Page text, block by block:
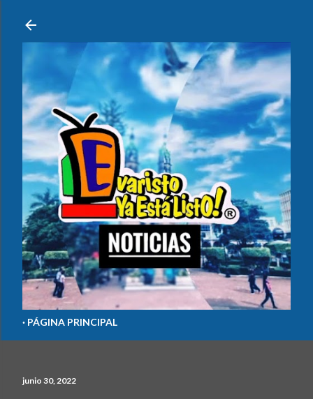
PÁGINA PRINCIPAL
junio 30, 2022